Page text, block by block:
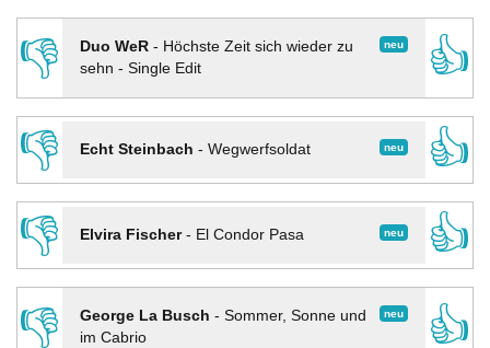
👎
neu
Duo WeR- Höchste Zeit sich wieder zu
sehn - Single Edit
👍
👎
neu
Echt Steinbach - Wegwerfsoldat
👍
👎
neu
Elvira Fischer- El Condor Pasa
👍
👎
neu
George La Busch - Sommer, Sonne und
im Cabrio
👍